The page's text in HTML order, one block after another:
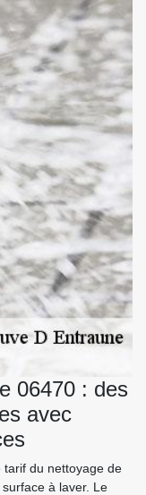
06470 : des
avec
du nettoyage de
à laver. Le